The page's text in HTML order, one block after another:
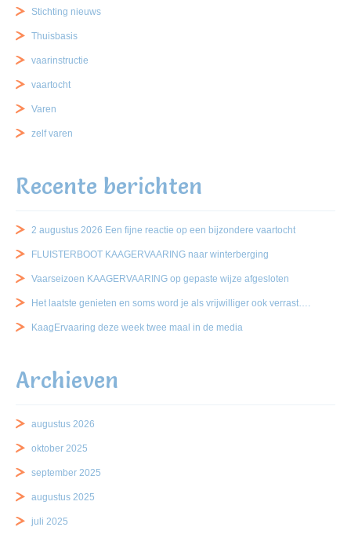
Stichting nieuws
Thuisbasis
vaarinstructie
vaartocht
Varen
zelf varen
Recente berichten
2 augustus 2026 Een fijne reactie op een bijzondere vaartocht
FLUISTERBOOT KAAGERVAARING naar winterberging
Vaarseizoen KAAGERVAARING op gepaste wijze afgesloten
Het laatste genieten en soms word je als vrijwilliger ook verrast….
KaagErvaaring deze week twee maal in de media
Archieven
augustus 2026
oktober 2025
september 2025
augustus 2025
juli 2025